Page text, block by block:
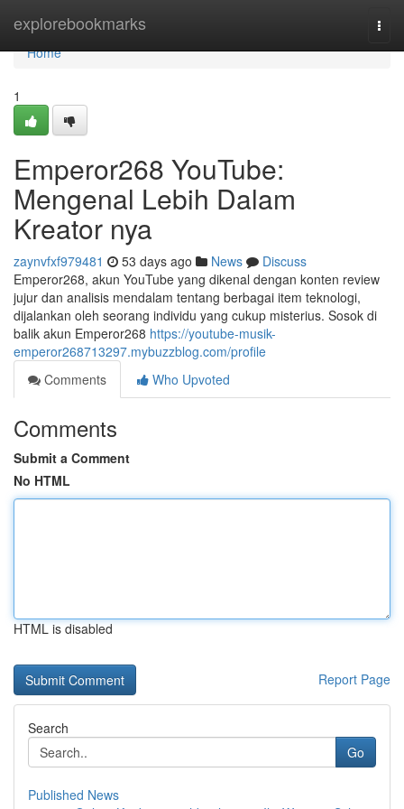
explorebookmarks
Home
Home
1
Emperor268 YouTube:
Mengenal Lebih Dalam
Kreator nya
zaynvfxf979481 53 days ago News
Discuss
Emperor268, akun YouTube yang dikenal dengan konten review
jujur dan analisis mendalam tentang berbagai item teknologi,
dijalankan oleh seorang individu yang cukup misterius. Sosok di
balik akun Emperor268 https://youtube-musik-
emperor268713297.mybuzzblog.com/profile
Comments
Who Upvoted
Comments
Submit a Comment
No HTML
HTML is disabled
Report Page
Search
Go
Published News